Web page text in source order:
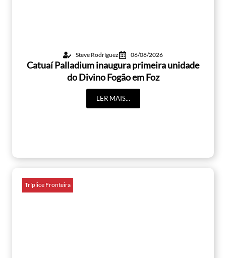
Steve Rodríguez 06/08/2026
Catuaí Palladium inaugura primeira unidade
do Divino Fogão em Foz
LER MAIS...
Tríplice Fronteira